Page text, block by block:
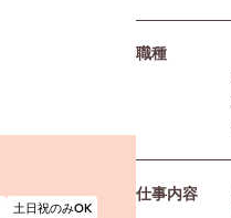
土日祝のみOK
職種
仕事内容